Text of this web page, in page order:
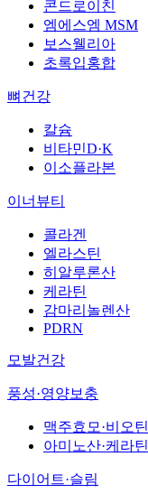
콘드로이친
엠에스엠 MSM
보스웰리아
초록입홍합
뼈건강
칼슘
비타민D·K
이소플라본
이너뷰티
콜라겐
엘라스틴
히알루론산
케라틴
감마리놀렌산
PDRN
모발건강
풍성·영양보충
맥주효모·비오틴
아미노산·케라틴
다이어트·슬림